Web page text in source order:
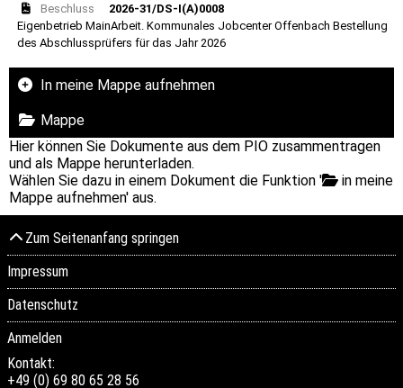
Beschluss
2026-31/DS-I(A)0008
Eigenbetrieb MainArbeit. Kommunales Jobcenter Offenbach Bestellung
des Abschlussprüfers für das Jahr 2026
In meine Mappe aufnehmen
Mappe
Hier können Sie Dokumente aus dem PIO zusammentragen
und als Mappe herunterladen.
Wählen Sie dazu in einem Dokument die Funktion '
in meine
Mappe aufnehmen' aus.
Zum Seitenanfang springen
Impressum
Datenschutz
Anmelden
Kontakt:
+49 (0) 69 80 65 28 56